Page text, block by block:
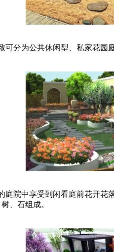
分为公共休闲型、私家花园
院中享受到闲看庭前花开
、石组成。